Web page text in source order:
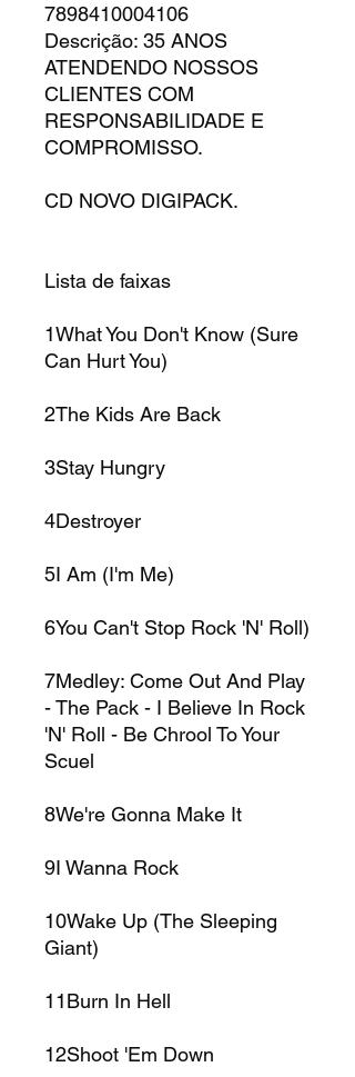
7898410004106
Descrição: 35 ANOS
ATENDENDO NOSSOS
CLIENTES COM
RESPONSABILIDADE E
COMPROMISSO.
CD NOVO DIGIPACK.
Lista de faixas
1What You Don't Know (Sure
Can Hurt You)
2The Kids Are Back
3Stay Hungry
4Destroyer
5I Am (I'm Me)
6You Can't Stop Rock 'N' Roll)
7Medley: Come Out And Play
- The Pack - I Believe In Rock
'N' Roll - Be Chrool To Your
Scuel
8We're Gonna Make It
9I Wanna Rock
10Wake Up (The Sleeping
Giant)
11Burn In Hell
12Shoot 'Em Down